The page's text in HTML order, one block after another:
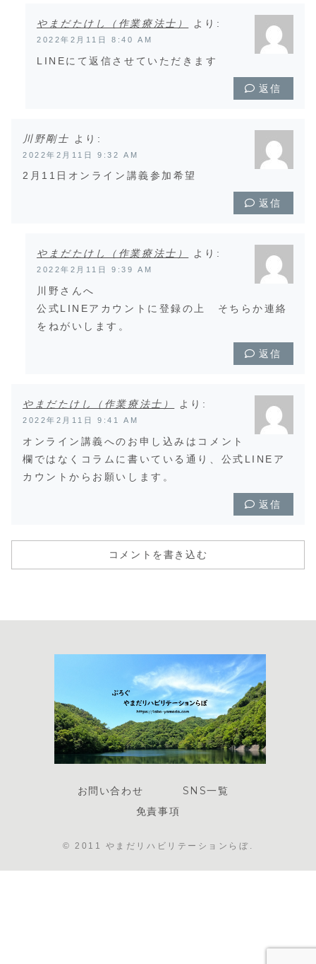
やまだたけし（作業療法士） より:
2022年2月11日 8:40 AM
LINEにて返信させていただきます
返信
川野剛士 より:
2022年2月11日 9:32 AM
2月11日オンライン講義参加希望
返信
やまだたけし（作業療法士） より:
2022年2月11日 9:39 AM
川野さんへ
公式LINEアカウントに登録の上 そちらか連絡
をねがいします。
返信
やまだたけし（作業療法士） より:
2022年2月11日 9:41 AM
オンライン講義へのお申し込みはコメント
欄ではなくコラムに書いている通り、公式LINEア
カウントからお願いします。
返信
コメントを書き込む
お問い合わせ
SNS一覧
免責事項
© 2011 やまだリハビリテーションらぼ.